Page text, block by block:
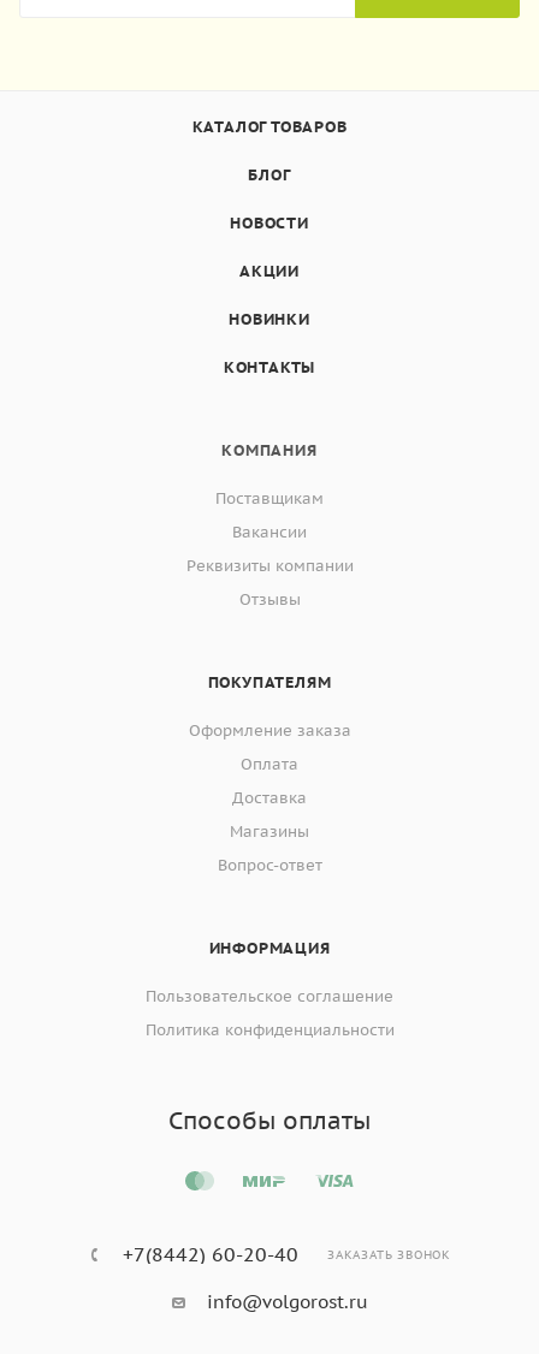
КАТАЛОГ ТОВАРОВ
БЛОГ
НОВОСТИ
АКЦИИ
НОВИНКИ
КОНТАКТЫ
КОМПАНИЯ
Поставщикам
Вакансии
Реквизиты компании
Отзывы
ПОКУПАТЕЛЯМ
Оформление заказа
Оплата
Доставка
Магазины
Вопрос-ответ
ИНФОРМАЦИЯ
Пользовательское соглашение
Политика конфиденциальности
Способы оплаты
+7(8442) 60-20-40 ЗАКАЗАТЬ ЗВОНОК
info@volgorost.ru